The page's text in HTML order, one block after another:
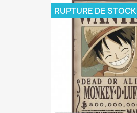
RUPTURE DE STOCK